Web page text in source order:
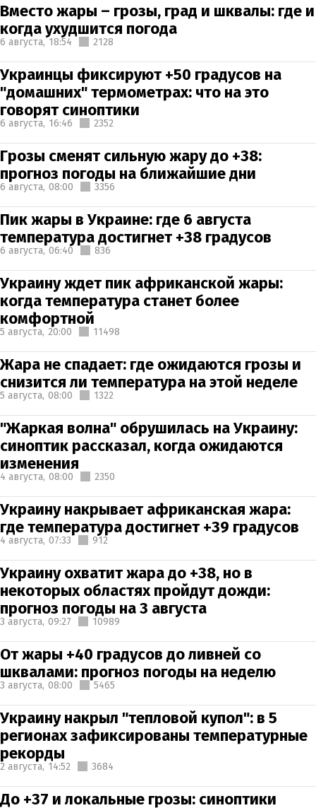
Вместо жары – грозы, град и шквалы: где и
когда ухудшится погода
6 августа, 18:54 2128
Украинцы фиксируют +50 градусов на
"домашних" термометрах: что на это
говорят синоптики
6 августа, 16:46 2352
Грозы сменят сильную жару до +38:
прогноз погоды на ближайшие дни
6 августа, 08:00 3356
Пик жары в Украине: где 6 августа
температура достигнет +38 градусов
6 августа, 06:40 836
Украину ждет пик африканской жары:
когда температура станет более
комфортной
5 августа, 20:00 11498
Жара не спадает: где ожидаются грозы и
снизится ли температура на этой неделе
5 августа, 08:00 1322
"Жаркая волна" обрушилась на Украину:
синоптик рассказал, когда ожидаются
изменения
4 августа, 08:00 2350
Украину накрывает африканская жара:
где температура достигнет +39 градусов
4 августа, 07:33 912
Украину охватит жара до +38, но в
некоторых областях пройдут дожди:
прогноз погоды на 3 августа
3 августа, 09:27 10989
От жары +40 градусов до ливней со
шквалами: прогноз погоды на неделю
3 августа, 08:00 5465
Украину накрыл "тепловой купол": в 5
регионах зафиксированы температурные
рекорды
2 августа, 14:52 3684
До +37 и локальные грозы: синоптики